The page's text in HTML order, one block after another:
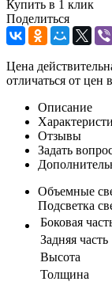
Купить в 1 клик
Поделиться
Цена
отличаться от цен
Описание
Отзывы
Задать
Объемные
Подсветка
Боковая
Задняя часть
Высота
Толщина